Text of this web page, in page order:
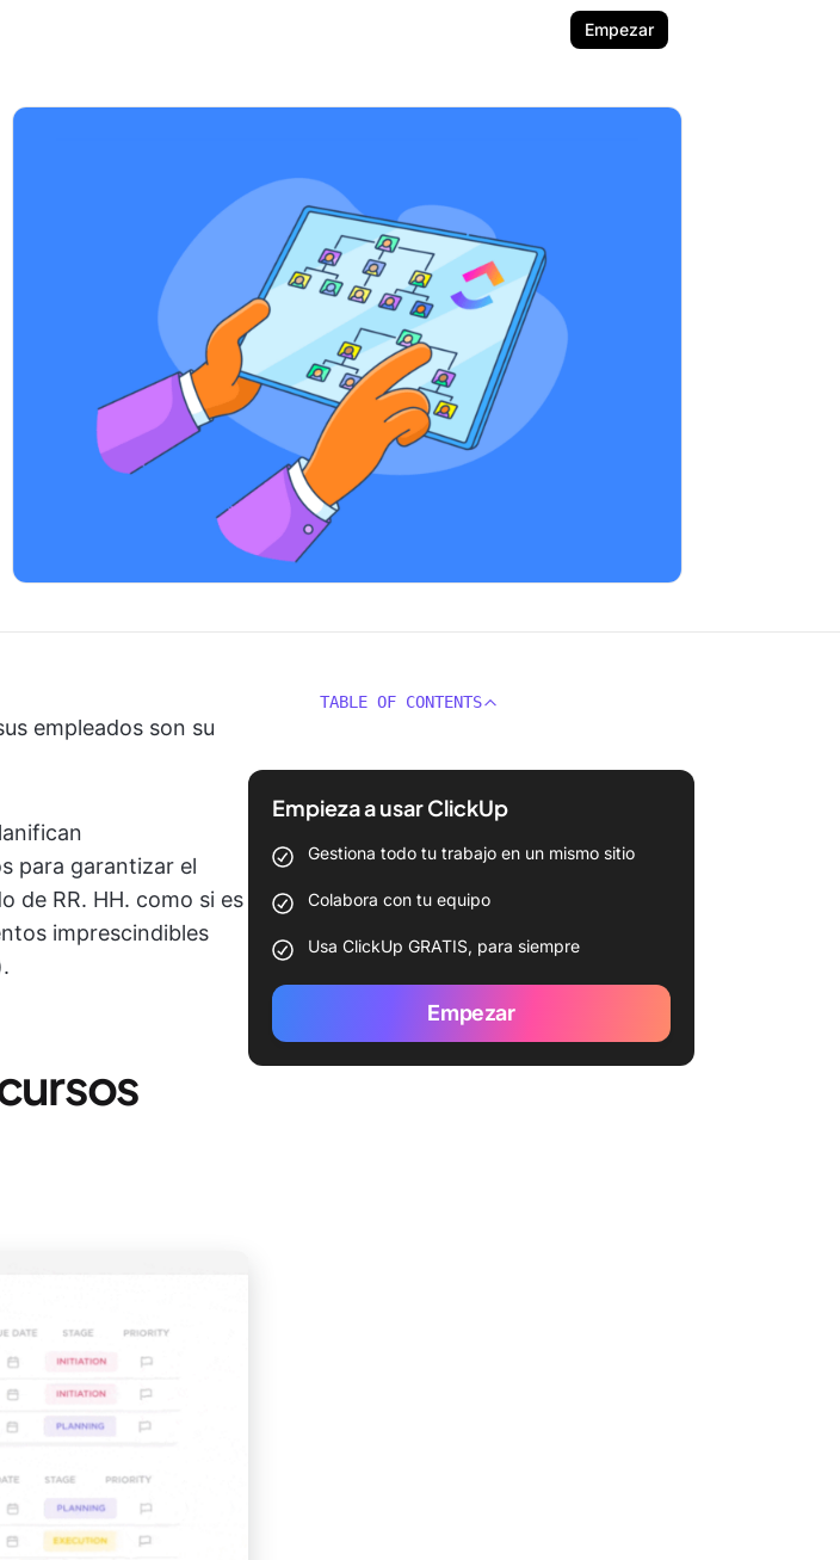
Empezar
empleados son su
para garantizar el
de RR. HH. como si es
imprescindibles
TABLE OF CONTENTS
Empieza a usar ClickUp
Gestiona todo tu trabajo en un mismo sitio
Colabora con tu equipo
Usa ClickUp GRATIS, para siempre
Empezar